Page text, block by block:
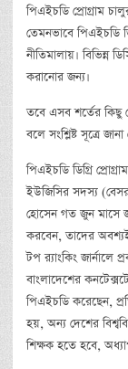
পিএইচডি প্রোগ্রাম
তেমনভাবে পিএইচডি
নীতিমালায়। বিভিন্ন
করানোর জন্য।
তবে এসব শর্তের কিছু
বলে সংশ্লিষ্ট সূত্রে জানা
পিএইচডি ডিগ্রি
ইউজিসির সদস্য
হোসেন গত জুন মাসে
করবেন, তাদের
টপ র‍্যাংকিং জার্নালে
বাংলাদেশের
পিএইচডি করেছেন,
হয়, অন্য দেশের
শিক্ষক হতে হবে,